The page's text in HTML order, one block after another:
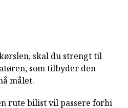
skal du strengt til
som tilbyder den
målet.
rute bilist vil passere forbi